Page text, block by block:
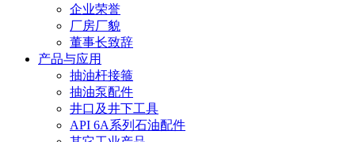
企业荣誉
厂房厂貌
董事长致辞
产品与应用
抽油杆接箍
抽油泵配件
井口及井下工具
API 6A系列石油配件